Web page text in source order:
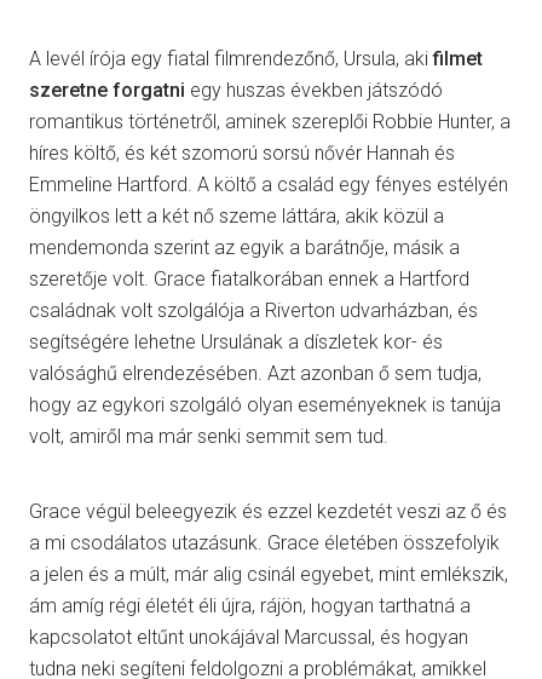
A levél írója egy fiatal filmrendezőnő, Ursula, akifilmet
szeretne forgatni egy huszas években játszódó
romantikus történetről, aminek szereplői Robbie Hunter, a
híres költő, és két szomorú sorsú nővér Hannah és
Emmeline Hartford. A költő a család egy fényes estélyén
öngyilkos lett a két nő szeme láttára, akik közül a
mendemonda szerint az egyik a barátnője, másik a
szeretője volt. Grace fiatalkorában ennek a Hartford
családnak volt szolgálója a Riverton udvarházban, és
segítségére lehetne Ursulának a díszletek kor- és
valósághű elrendezésében. Azt azonban ő sem tudja,
hogy az egykori szolgáló olyan eseményeknek is tanúja
volt, amiről ma már senki semmit sem tud.
Grace végül beleegyezik és ezzel kezdetét veszi az ő és
a mi csodálatos utazásunk. Grace életében összefolyik
a jelen és a múlt, már alig csinál egyebet, mint emlékszik,
ám amíg régi életét éli újra, rájön, hogyan tarthatná a
kapcsolatot eltűnt unokájával Marcussal, és hogyan
tudna neki segíteni feldolgozni a problémákat, amikkel